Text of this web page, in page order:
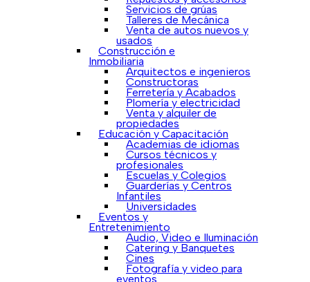
Servicios de grúas
Talleres de Mecánica
Venta de autos nuevos y
usados
Construcción e
Inmobiliaria
Arquitectos e ingenieros
Constructoras
Ferretería y Acabados
Plomería y electricidad
Venta y alquiler de
propiedades
Educación y Capacitación
Academias de idiomas
Cursos técnicos y
profesionales
Escuelas y Colegios
Guarderías y Centros
Infantiles
Universidades
Eventos y
Entretenimiento
Audio, Video e Iluminación
Catering y Banquetes
Cines
Fotografía y video para
eventos